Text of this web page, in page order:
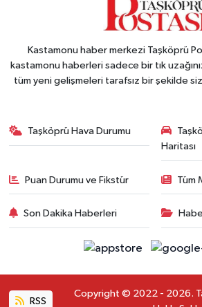
Kastamonu haber merkezi Taşköprü
kastamonu haberleri sadece bir tık
tüm yeni gelişmeleri tarafsız bir şekilde
Taşköprü Hava Durumu
Haritası
Puan Durumu ve Fikstür Tüm
Son Dakika Haberleri
RSS
Copyright © 2022 - 2026.